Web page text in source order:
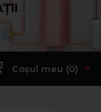
Coșul meu (0)